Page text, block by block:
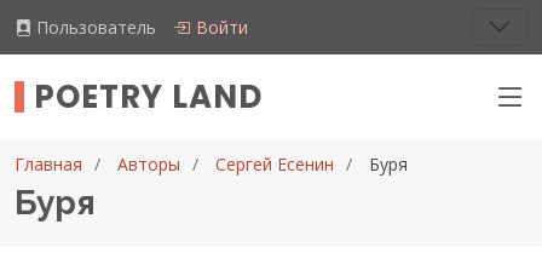
Пользователь Войти
POETRY LAND
Главная Авторы Сергей Есенин Буря
Буря